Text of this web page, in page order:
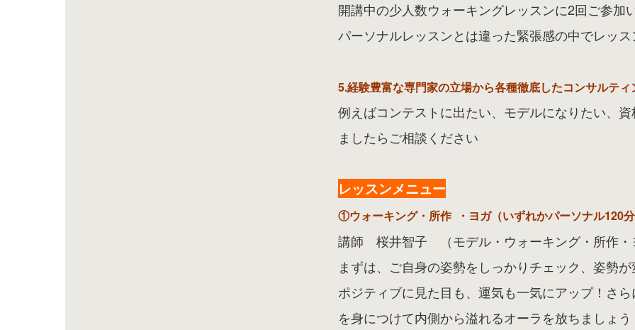
開講中の少人数ウォーキングレッスンに2回ご参加
パーソナルレッスンとは違った緊張感の中でレッ
5.経験豊富な専門家の立場から各種徹底したコンサルテ
例えばコンテストに出たい、モデルになりたい、
ましたらご相談ください
レッスンメニュー
①ウォーキング・所作 ・ヨガ（いずれかパーソナル120
講師 桜井智子 （モデル・ ウォーキング・所作
まずは、ご自身の姿勢をしっかりチェック、姿勢
ポジティブに見た目も、運気も一気にアップ！さ
を身につけて内側から溢れるオーラを放ちましょう